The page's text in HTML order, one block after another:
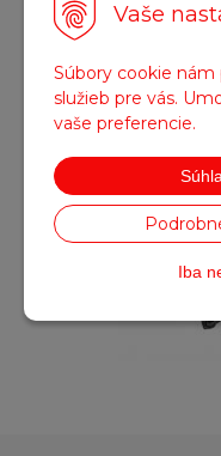
Vaše
Súbory cookie
služieb pre vás.
vaše preferencie.
Iba